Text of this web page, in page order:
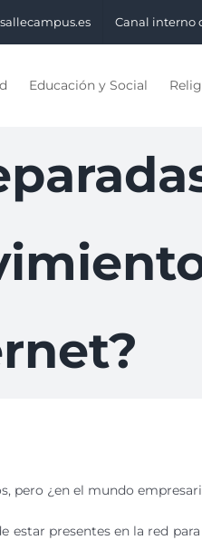
Canal interno
Educación y Social
pero ¿en el mundo
estar presentes en la red